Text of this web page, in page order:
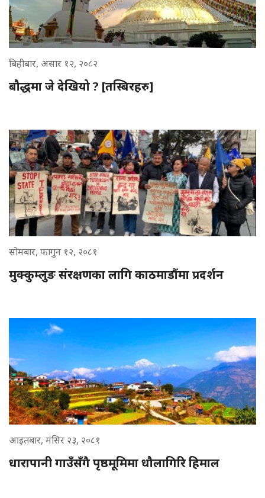
बिहीबार, असार १२, २०८२
बौद्धमा जे देखियो ? [तस्बिरहरु]
सोमबार, फागुन १२, २०८१
मुक्कुम्लुङ संरक्षणका लागि काठमाडौंमा प्रदर्शन
आइतबार, मंसिर २३, २०८१
धारापानी गाउँसँगै पृष्ठमूमिमा धौलागिरि हिमाल